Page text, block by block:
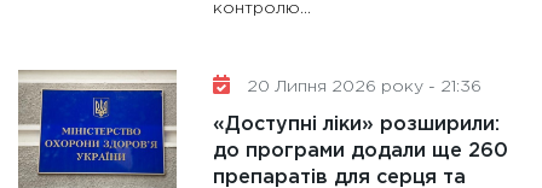
контролю...
20 Липня 2026 року - 21:36
«Доступні ліки» розширили:
до програми додали ще 260
препаратів для серця та